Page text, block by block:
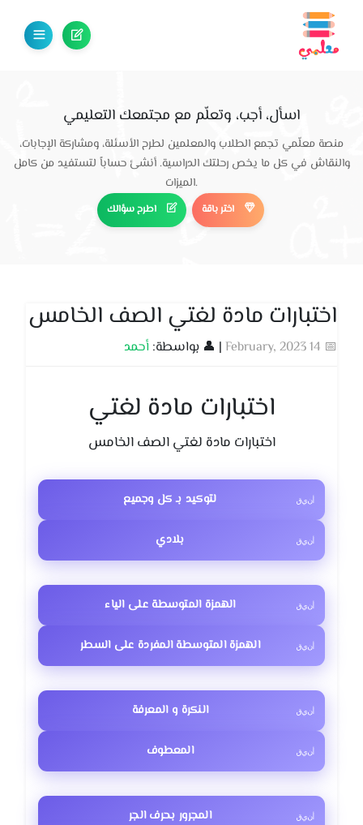
اسأل، أجب، وتعلّم مع مجتمعك التعليمي
منصة معلّمي تجمع الطلاب والمعلمين لطرح الأسئلة، ومشاركة الإجابات،
والنقاش في كل ما يخص رحلتك الدراسية. أنشئ حساباً لتستفيد من كامل
الميزات.
اطرح سؤالك اختر باقة
اختبارات مادة لغتي الصف الخامس
📅 14 February, 2023 | 👤 بواسطة: أحمد
اختبارات مادة لغتي
اختبارات مادة لغتي الصف الخامس
لتوكيد بـ كل وجميع
بلادي
الهمزة المتوسطة على الياء
الهمزة المتوسطة المفردة على السطر
النكرة و المعرفة
المعطوف
المجرور بحرف الجر